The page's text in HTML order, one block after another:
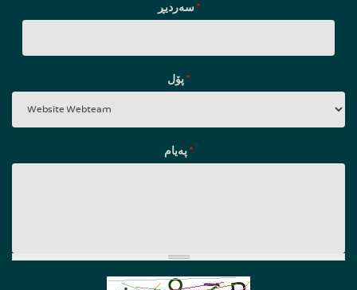
سه‌ردیڕ*
*
*